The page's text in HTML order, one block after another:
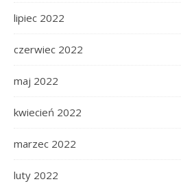
lipiec 2022
czerwiec 2022
maj 2022
kwiecień 2022
marzec 2022
luty 2022